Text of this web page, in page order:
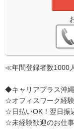
≪年間登録者数1000
◆キャリアプラス沖
☆オフィスワーク経
☆日払いOK！翌日振
☆未経験歓迎のお仕